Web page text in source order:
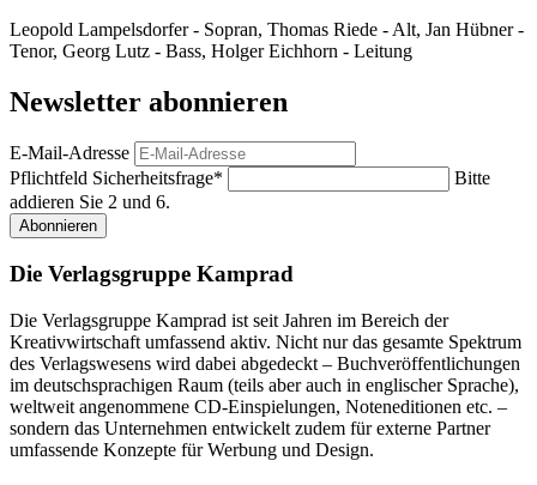
Leopold Lampelsdorfer - Sopran, Thomas Riede - Alt, Jan Hübner -
Tenor, Georg Lutz - Bass, Holger Eichhorn - Leitung
Newsletter abonnieren
E-Mail-Adresse
Pflichtfeld Sicherheitsfrage*
Bitte
addieren Sie 2 und 6.
Abonnieren
Die Verlagsgruppe Kamprad
Die Verlagsgruppe Kamprad ist seit Jahren im Bereich der
Kreativwirtschaft umfassend aktiv. Nicht nur das gesamte Spektrum
des Verlagswesens wird dabei abgedeckt – Buchveröffentlichungen
im deutschsprachigen Raum (teils aber auch in englischer Sprache),
weltweit angenommene CD-Einspielungen, Noteneditionen etc. –
sondern das Unternehmen entwickelt zudem für externe Partner
umfassende Konzepte für Werbung und Design.